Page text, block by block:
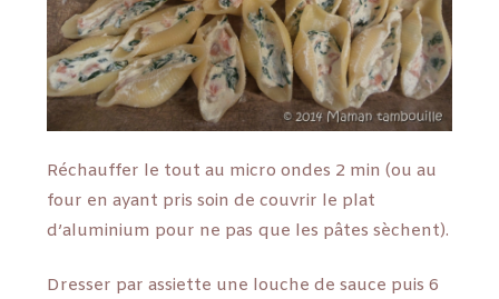
Réchauffer le tout au micro ondes 2 min (ou au
four en ayant pris soin de couvrir le plat
d’aluminium pour ne pas que les pâtes sèchent).
Dresser par assiette une louche de sauce puis 6